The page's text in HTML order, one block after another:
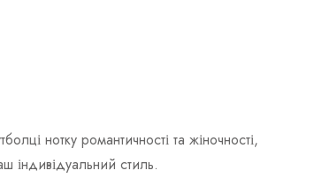
нотку романтичності та жіночності,
індивідуальний стиль.